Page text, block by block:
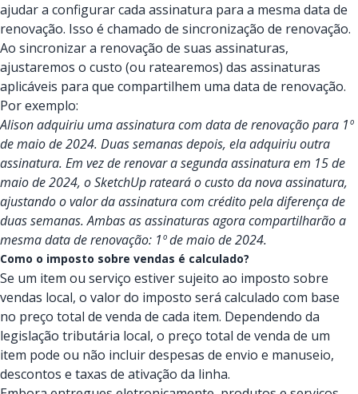
ajudar a configurar cada assinatura para a mesma data de
renovação. Isso é chamado de sincronização de renovação.
Ao sincronizar a renovação de suas assinaturas,
ajustaremos o custo (ou ratearemos) das assinaturas
aplicáveis para que compartilhem uma data de renovação.
Por exemplo:
Alison adquiriu uma assinatura com data de renovação para 1º
de maio de 2024. Duas semanas depois, ela adquiriu outra
assinatura. Em vez de renovar a segunda assinatura em 15 de
maio de 2024, o SketchUp rateará o custo da nova assinatura,
ajustando o valor da assinatura com crédito pela diferença de
duas semanas. Ambas as assinaturas agora compartilharão a
mesma data de renovação: 1º de maio de 2024.
Como o imposto sobre vendas é calculado?
Se um item ou serviço estiver sujeito ao imposto sobre
vendas local, o valor do imposto será calculado com base
no preço total de venda de cada item. Dependendo da
legislação tributária local, o preço total de venda de um
item pode ou não incluir despesas de envio e manuseio,
descontos e taxas de ativação da linha.